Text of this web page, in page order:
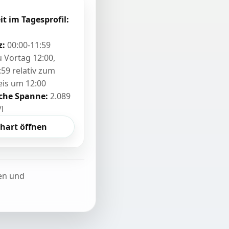
im Tagesprofil:
00:00-11:59
Vortag 12:00,
relativ zum
um 12:00
Spanne: 2.089
öffnen
und